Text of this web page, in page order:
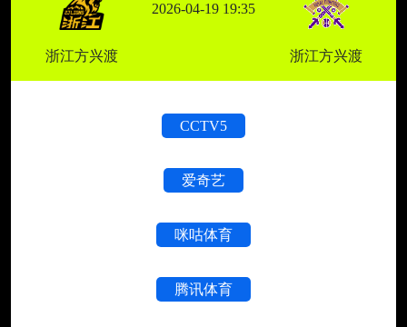
浙江方兴渡
2026-04-19 19:35
浙江方兴渡
CCTV5
爱奇艺
咪咕体育
腾讯体育